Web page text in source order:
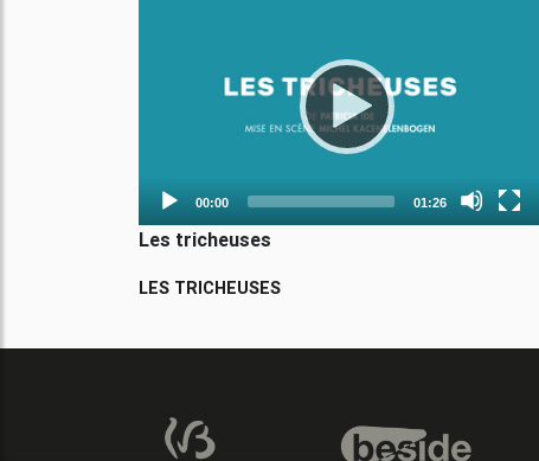
00:00 01:26
Les tricheuses
LES TRICHEUSES